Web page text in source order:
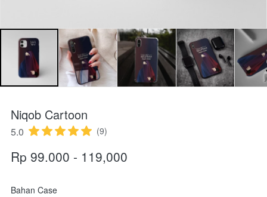
Niqob Cartoon
5.0 (9)
Rp 99.000 - 119,000
Bahan Case